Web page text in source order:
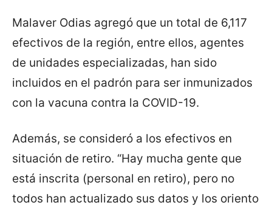
Malaver Odias agregó que un total de 6,117
efectivos de la región, entre ellos, agentes
de unidades especializadas, han sido
incluidos en el padrón para ser inmunizados
con la vacuna contra la COVID-19.
Además, se consideró a los efectivos en
situación de retiro. “Hay mucha gente que
está inscrita (personal en retiro), pero no
todos han actualizado sus datos y los oriento